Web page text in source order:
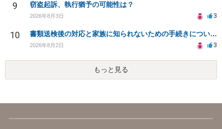
9 窃盗起訴、執行猶予の可能性は？
2026年8月3日 3
10 書類送検後の対応と家族に知られないための手続きについて相談
2026年8月2日 3
もっと見る